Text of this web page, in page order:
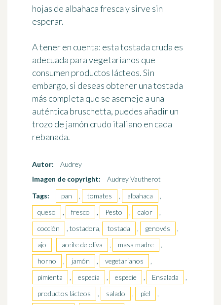
hojas de albahaca fresca y sirve sin
esperar.
A tener en cuenta: esta tostada cruda es
adecuada para vegetarianos que
consumen productos lácteos. Sin
embargo, si deseas obtener una tostada
más completa que se asemeje a una
auténtica bruschetta, puedes añadir un
trozo de jamón crudo italiano en cada
rebanada.
Autor:
Audrey
Imagen de copyright:
Audrey Vautherot
Tags:
pan , tomates , albahaca
,
queso
, fresco , Pesto , calor
,
cocción
, tostadora, tostada , genovés
,
ajo
, aceite de oliva , masa madre
,
horno
, jamón , vegetarianos
,
pimienta
, especia , especie , Ensalada
,
productos lácteos
, salado , piel
,